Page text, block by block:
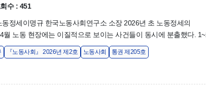
수 : 451
동정세이명규 한국노동사회연구소 소장 2026년 초 노동정세의
월 노동 현장에는 이질적으로 보이는 사건들이 동시에 분출했다.
『노동사회』 2026년 제2호 노동사회 통권 제205호